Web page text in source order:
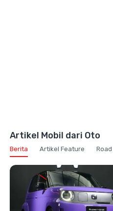
Artikel Mobil dari Oto
Berita Artikel Feature